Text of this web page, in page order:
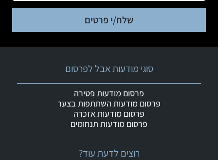
שלח/י פרטים
רוצים לדעת עוד?
סוגי מודעות אבל לפרסום
פרסום מודעות פטירה
פרסום מודעות השתתפות בצער
פרסום מודעות אזכרה
פרסום מודעות תנחומים